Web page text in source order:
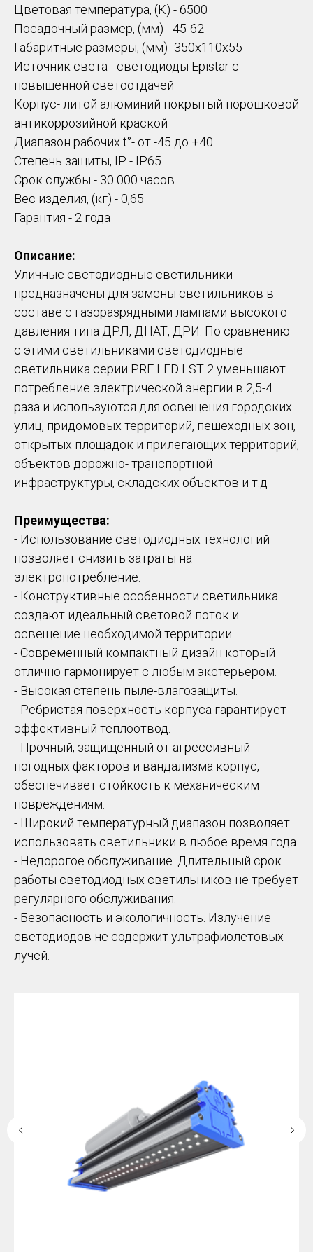
Цветовая температура, (К) - 6500
Посадочный размер, (мм) - 45-62
Габаритные размеры, (мм)- 350х110х55
Источник света - светодиоды Epistar с
повышенной светоотдачей
Корпус- литой алюминий покрытый порошковой
антикоррозийной краской
Диапазон рабочих t°- от -45 до +40
Степень защиты, IP - IP65
Срок службы - 30 000 часов
Вес изделия, (кг) - 0,65
Гарантия - 2 года
Описание:
Уличные светодиодные светильники
предназначены для замены светильников в
составе с газоразрядными лампами высокого
давления типа ДРЛ, ДНАТ, ДРИ. По сравнению
с этими светильниками светодиодные
светильника серии PRE LED LST 2 уменьшают
потребление электрической энергии в 2,5-4
раза и используются для освещения городских
улиц, придомовых территорий, пешеходных зон,
открытых площадок и прилегающих территорий,
объектов дорожно- транспортной
инфраструктуры, складских объектов и т.д
Преимущества:
- Использование светодиодных технологий
позволяет снизить затраты на
электропотребление.
- Конструктивные особенности светильника
создают идеальный световой поток и
освещение необходимой территории.
- Современный компактный дизайн который
отлично гармонирует с любым экстерьером.
- Высокая степень пыле-влагозащиты.
- Ребристая поверхность корпуса гарантирует
эффективный теплоотвод.
- Прочный, защищенный от агрессивный
погодных факторов и вандализма корпус,
обеспечивает стойкость к механическим
повреждениям.
- Широкий температурный диапазон позволяет
использовать светильники в любое время года.
- Недорогое обслуживание. Длительный срок
работы светодиодных светильников не требует
регулярного обслуживания.
- Безопасность и экологичность. Излучение
светодиодов не содержит ультрафиолетовых
лучей.